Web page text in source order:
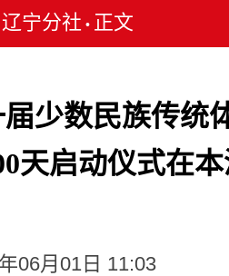
辽宁分社 • 正文
少数民族传统
天启动仪式在
06月01日 11:03